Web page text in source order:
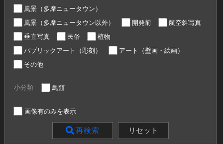
風景（多摩ニュータウン）
風景（多摩ニュータウン以外）
開発前
航空斜写真
垂直写真
民俗
植物
パブリックアート（彫刻）
アート（壁画・絵画）
その他
小分類 鳥類
画像有のみを表示
再検索 リセット